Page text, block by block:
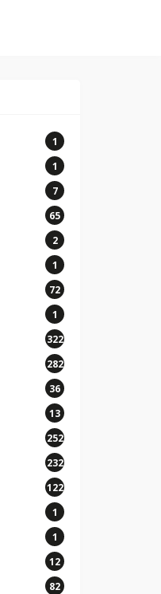
1
1
7
65
2
1
72
1
322
282
36
13
252
232
122
1
1
12
82